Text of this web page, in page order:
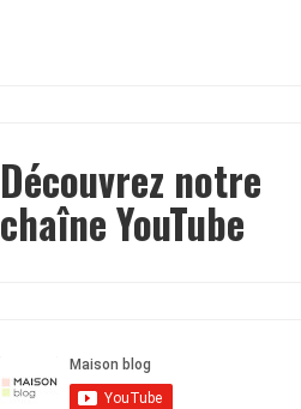
Découvrez notre
chaîne YouTube